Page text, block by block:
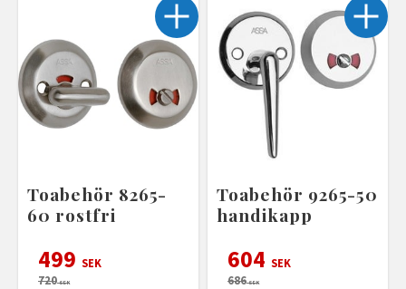
Toabehör 8265-
60 rostfri
499 SEK
720SEK
Toabehör 9265-50
handikapp
604 SEK
686SEK